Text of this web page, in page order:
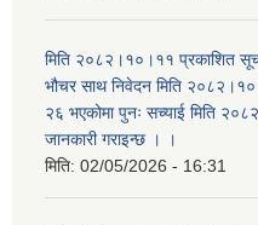
मिति २०८२।१०।११ प्रकाशित
भौचर साथ निवेदन मिति
२६ भएकोमा पुनः सच्याई मिति
जानकारी गराइन्छ । ।
मिति: 02/05/2026 - 16:31